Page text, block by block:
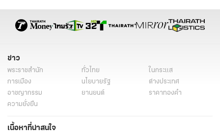
ข่าว
พระราชสำนัก ทั่วไทย
ในกระแส
การเมือง
นโยบายรัฐ
ต่างประเทศ
อาชญากรรม
ยานยนต์
ราคาทองคำ
ความยั่งยืน
เนื้อหาที่น่าสนใจ